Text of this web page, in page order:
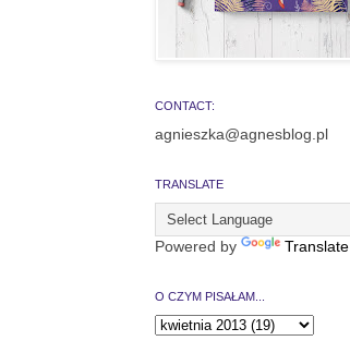
CONTACT:
agnieszka@agnesblog.pl
TRANSLATE
Powered by Translate
O CZYM PISAŁAM...